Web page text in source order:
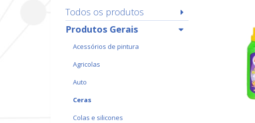
Todos os produtos
Produtos Gerais
acessórios de pintura
agricolas
auto
ceras
colas e silicones